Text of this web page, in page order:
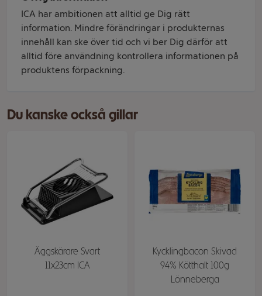
ICA har ambitionen att alltid ge Dig rätt
information. Mindre förändringar i produkternas
innehåll kan ske över tid och vi ber Dig därför att
alltid före användning kontrollera informationen på
produktens förpackning.
Du kanske också gillar
Äggskärare Svart
11x23cm ICA
Kycklingbacon Skivad
94% Kötthalt 100g
Lönneberga